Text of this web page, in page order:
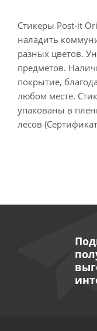
Стикеры Post-it
наладить
разных цветов.
предметов.
покрытие,
любом месте.
упакованы в
лесов